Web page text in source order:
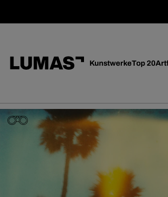
KunstwerkeTop 20